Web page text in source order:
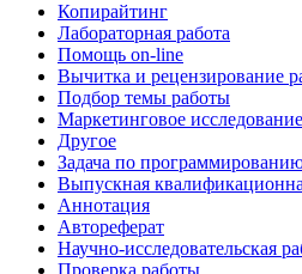
Копирайтинг
Лабораторная работа
Помощь on-line
Вычитка и рецензирование
Подбор темы работы
Маркетинговое исследование
Другое
Задача по
Выпускная
Аннотация
Автореферат
Научно-исследовательская
Проверка работы